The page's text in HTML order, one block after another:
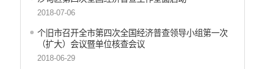
2018-07-06
个旧市召开全市第四次全国经济普查领导小组第一次
（扩大）会议暨单位核查会议
2018-06-29